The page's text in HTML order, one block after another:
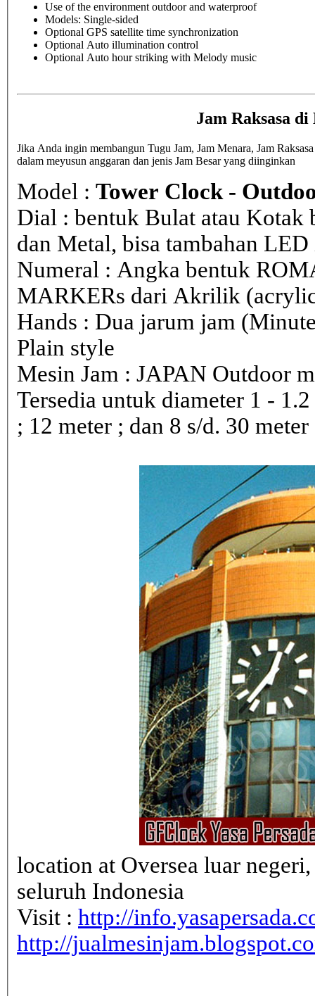
Use of the environment outdoor and waterproof
Models: Single-sided
Optional GPS satellite time synchronization
Optional Auto illumination control
Optional Auto hour striking with Melody music
Jam Raksasa
Jika Anda ingin membangun Tugu Jam, Jam Menara, Jam
dalam meyusun anggaran dan jenis Jam Besar yang diinginkan
Model : Tower Clock -
Dial : bentuk Bulat atau
dan Metal, bisa tambahan
Numeral : Angka bentuk
MARKERs dari Akrilik
Hands : Dua jarum jam
Plain style
Mesin Jam : JAPAN Outdoor
Tersedia untuk diameter 1 -
; 12 meter ; dan 8 s/d. 30 meter
location at Oversea luar
seluruh Indonesia
Visit : http://
http://